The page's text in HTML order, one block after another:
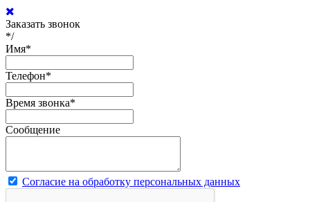
Заказать звонок
*/
Имя*
Телефон*
Время звонка*
Сообщение
Согласие на обработку персональных данных